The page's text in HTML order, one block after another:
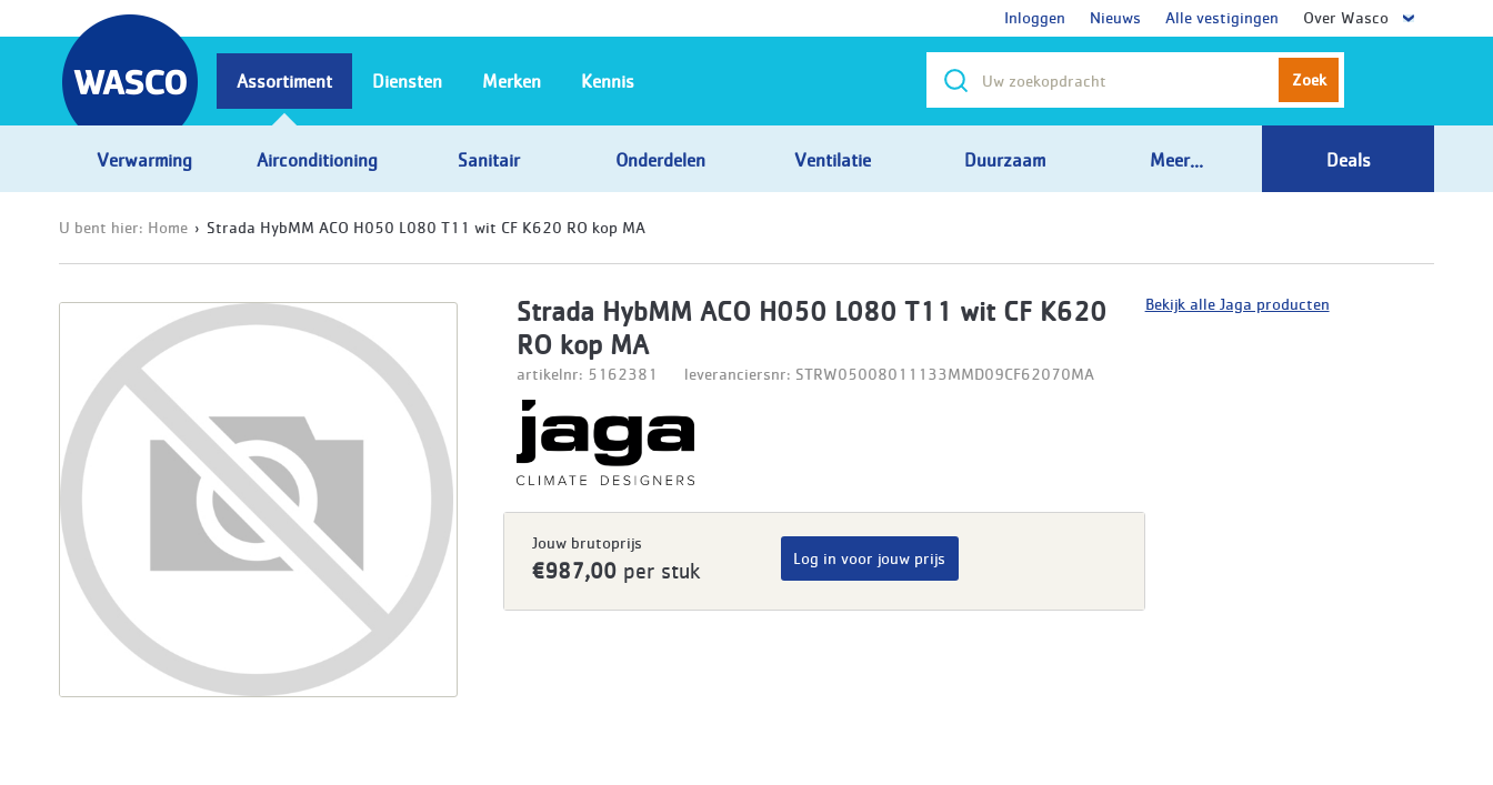
Inloggen Nieuws Alle vestigingen Over Wasco
Zoek
Assortiment
Verwarming Airconditioning Sanitair Onderdelen Ventilatie Duurzaam Meer... Deals
Diensten Merken Kennis
U bent hier: Home Strada HybMM ACO H050 L080 T11 wit CF K620 RO kop MA
Strada HybMM ACO H050 L080 T11 wit CF K620
RO kop MA
artikelnr: 5162381 leveranciersnr: STRW05008011133MMD09CF62070MA
Jouw brutoprijs
€987,00 per stuk
Log in voor jouw prijs
Bekijk alle Jaga producten